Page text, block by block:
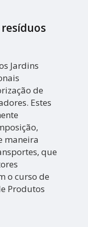
Jardins
de
Estes
maneira
que
o curso de
Produtos